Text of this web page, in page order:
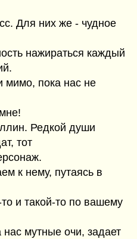
Для них же - чудное
нажираться каждый
пока нас не
Редкой души
тот
к нему, путаясь в
и такой-то по вашему
мутные очи, задает